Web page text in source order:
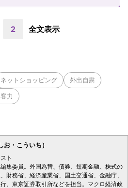
2 全文表示
ネットショッピング 外出自粛
力
・こういち）
ト
集委員。外国為替、債券、短期金融、株式の
財務省、経済産業省、国土交通省、金融庁、
、東京証券取引所などを担当。マクロ経済政